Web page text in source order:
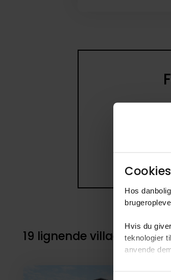
Hos
Hvis du
teknologier
anvende
Ved at
19 lignende villaer i